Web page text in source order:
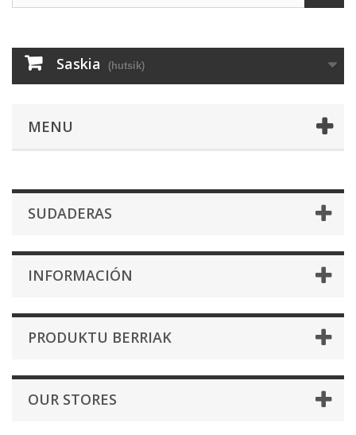
Saskia (hutsik)
MENU
SUDADERAS
INFORMACIÓN
PRODUKTU BERRIAK
OUR STORES